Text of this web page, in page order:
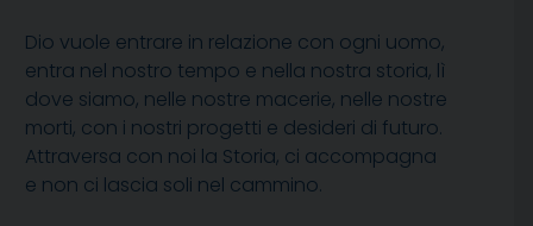
Dio vuole entrare in relazione con ogni uomo,
entra nel nostro tempo e nella nostra storia, lì
dove siamo, nelle nostre macerie, nelle nostre
morti, con i nostri progetti e desideri di futuro.
Attraversa con noi la Storia, ci accompagna
e non ci lascia soli nel cammino.